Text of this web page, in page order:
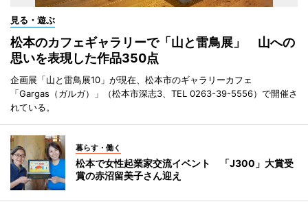
見る・遊ぶ
松本のカフェギャラリーで「山と雷鳥展」 山への
思いを表現した作品350点
企画展「山と雷鳥展10」が現在、松本市のギャラリーカフェ
「Gargas（ガルガ）」（松本市深志3、TEL 0263-39-5556）で開催さ
れている。
暮らす・働く
松本で女性起業家交流イベント 「J300」大賞受
賞の赤沼留美子さん迎え